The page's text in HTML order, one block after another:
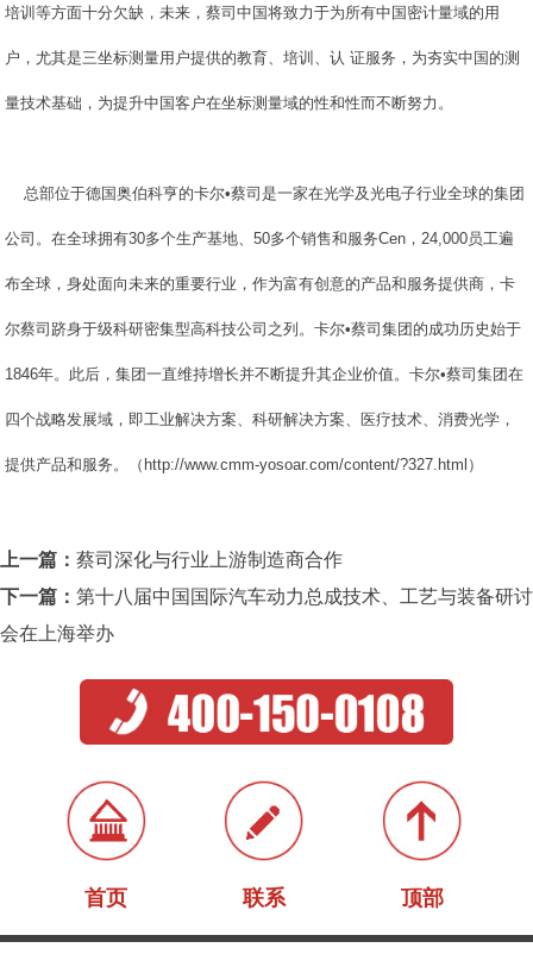
培训等方面十分欠缺，未来，蔡司中国将致力于为所有中国密计量域的用
户，尤其是三坐标测量用户提供的教育、培训、认 证服务，为夯实中国的测
量技术基础，为提升中国客户在坐标测量域的性和性而不断努力。
总部位于德国奥伯科亨的卡尔•蔡司是一家在光学及光电子行业全球的集团
公司。在全球拥有30多个生产基地、50多个销售和服务Cen，24,000员工遍
布全球，身处面向未来的重要行业，作为富有创意的产品和服务提供商，卡
尔蔡司跻身于级科研密集型高科技公司之列。卡尔•蔡司集团的成功历史始于
1846年。此后，集团一直维持增长并不断提升其企业价值。卡尔•蔡司集团在
四个战略发展域，即工业解决方案、科研解决方案、医疗技术、消费光学，
提供产品和服务。（ http://www.cmm-yosoar.com/content/?327.html ）
上一篇： 蔡司深化与行业上游制造商合作
下一篇： 第十八届中国国际汽车动力总成技术、工艺与装备研讨
会在上海举办
首页 联系 顶部